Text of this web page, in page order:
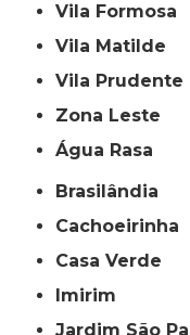
Vila Formosa
Vila Matilde
Vila Prudente
Zona Leste
Água Rasa
Brasilândia
Cachoeirinha
Casa Verde
Imirim
Jardim São